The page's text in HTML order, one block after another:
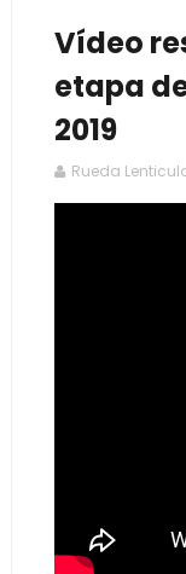
Vídeo
etapa
2019
Rueda